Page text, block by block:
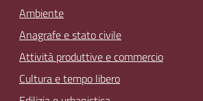
Ambiente
Anagrafe e stato civile
Attività produttive e commercio
Cultura e tempo libero